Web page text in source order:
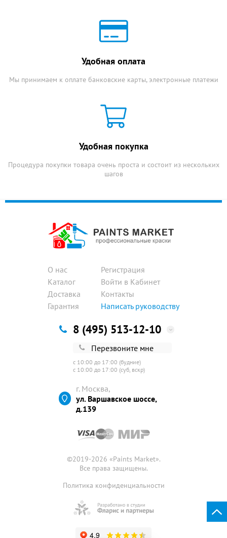
Удобная оплата
Мы принимаем к оплате банковские карты, электронные платежи
Удобная покупка
Процедура покупки товара очень проста и состоит из нескольких
шагов
О нас
Каталог
Доставка
Гарантия
Регистрация
Войти в Кабинет
Контакты
Написать руководству
8 (495) 513-12-10
Перезвоните мне
с 10:00 до 17:00 (будние)
с 10:00 до 17:00 (суб, вскр)
г. Москва,
ул. Варшавское шоссе,
д.139
©2019-2026 «Paints Market».
Все права защищены.
Политика конфиденциальности